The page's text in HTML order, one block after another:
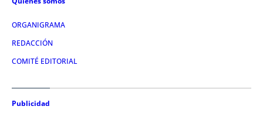
ORGANIGRAMA
REDACCIÓN
COMITÉ EDITORIAL
Publicidad